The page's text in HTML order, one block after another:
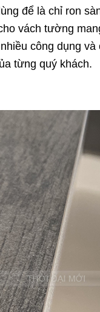
để là chỉ ron
vách tường
công dụng
từng quý khách.